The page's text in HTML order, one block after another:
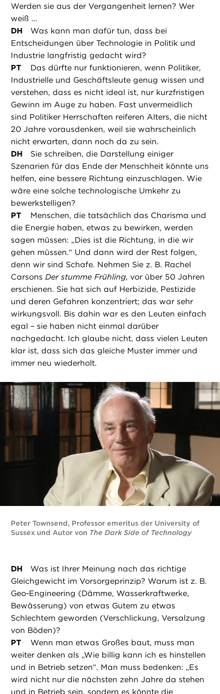
Werden sie aus der Vergangenheit lernen? Wer
weiß …
DH
Was kann man dafür tun, dass bei
Entscheidungen über Technologie in Politik und
Industrie langfristig gedacht wird?
PT
Das dürfte nur funktionieren, wenn Politiker,
Industrielle und Geschäftsleute genug wissen und
verstehen, dass es nicht ideal ist, nur kurzfristigen
Gewinn im Auge zu haben. Fast unvermeidlich
sind Politiker Herrschaften reiferen Alters, die nicht
20 Jahre vorausdenken, weil sie wahrscheinlich
nicht erwarten, dann noch da zu sein.
DH
Sie schreiben, die Darstellung einiger
Szenarien für das Ende der Menschheit könnte uns
helfen, eine bessere Richtung einzuschlagen. Wie
wäre eine solche technologische Umkehr zu
bewerkstelligen?
PT
Menschen, die tatsächlich das Charisma und
die Energie haben, etwas zu bewirken, werden
sagen müssen: „Dies ist die Richtung, in die wir
gehen müssen.“ Und dann wird der Rest folgen,
denn wir sind Schafe. Nehmen Sie z. B. Rachel
CarsonsDer stumme Frühling, vor über 50 Jahren
erschienen. Sie hat sich auf Herbizide, Pestizide
und deren Gefahren konzentriert; das war sehr
wirkungsvoll. Bis dahin war es den Leuten einfach
egal – sie haben nicht einmal darüber
nachgedacht. Ich glaube nicht, dass vielen Leuten
klar ist, dass sich das gleiche Muster immer und
immer neu wiederholt.
Peter Townsend, Professor emeritus der University of
Sussex und Autor von The Dark Side of Technology
DH
Was ist Ihrer Meinung nach das richtige
Gleichgewicht im Vorsorgeprinzip? Warum ist z. B.
Geo-Engineering (Dämme, Wasserkraftwerke,
Bewässerung) von etwas Gutem zu etwas
Schlechtem geworden (Verschlickung, Versalzung
von Böden)?
PT
Wenn man etwas Großes baut, muss man
weiter denken als „Wie billig kann ich es hinstellen
und in Betrieb setzen“. Man muss bedenken: „Es
wird nicht nur die nächsten zehn Jahre da stehen
und in Betrieb sein, sondern es könnte die